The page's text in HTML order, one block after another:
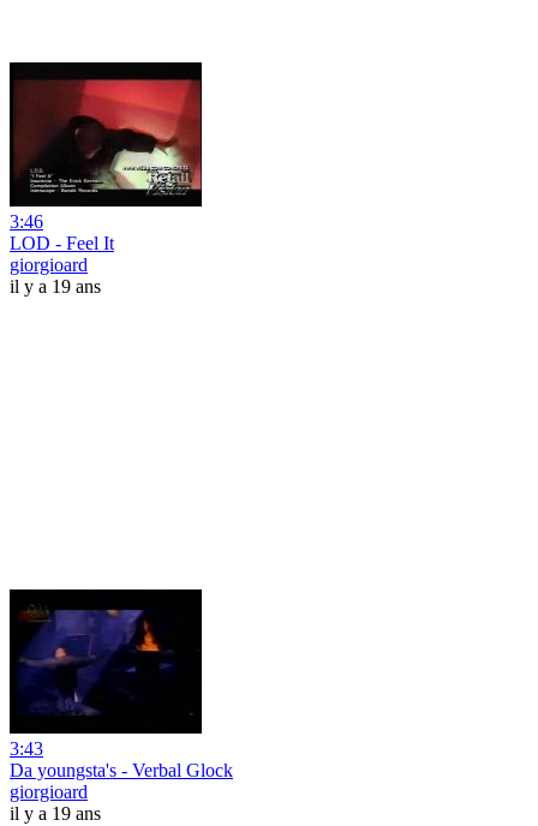
3:46
LOD - Feel It
giorgioard
il y a 19 ans
3:43
Da youngsta's - Verbal Glock
giorgioard
il y a 19 ans